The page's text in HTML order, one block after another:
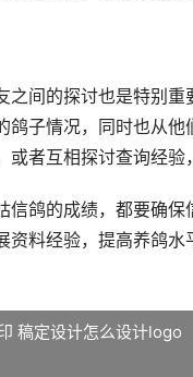
之间的探讨也是特别
鸽子情况，同时也从
者互相探讨查询经验
信鸽的成绩，都要确
资料经验，提高养鸽
稿定设计怎么设计logo